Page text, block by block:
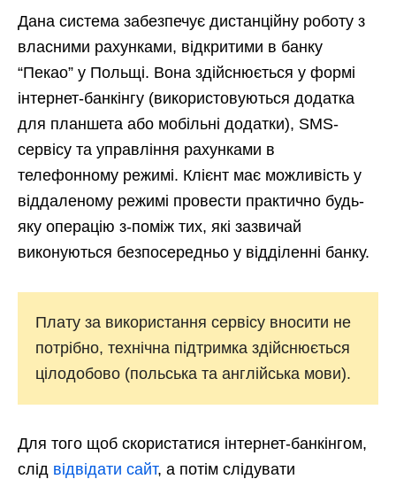
Дана система забезпечує дистанційну роботу з
власними рахунками, відкритими в банку
“Пекао” у Польщі. Вона здійснюється у формі
інтернет-банкінгу (використовуються додатка
для планшета або мобільні додатки), SMS-
сервісу та управління рахунками в
телефонному режимі. Клієнт має можливість у
віддаленому режимі провести практично будь-
яку операцію з-поміж тих, які зазвичай
виконуються безпосередньо у відділенні банку.
Плату за використання сервісу вносити не
потрібно, технічна підтримка здійснюється
цілодобово (польська та англійська мови).
Для того щоб скористатися інтернет-банкінгом,
слід відвідати сайт, а потім слідувати